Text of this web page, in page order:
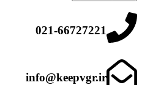
021-66727221
info@keepvgr.ir